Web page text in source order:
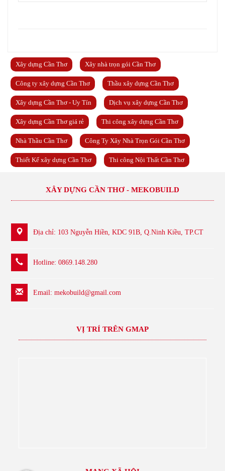
Xây dựng Cần Thơ Xây nhà trọn gói Cần Thơ
Công ty xây dựng Cần Thơ Thầu xây dựng Cần Thơ
Xây dựng Cần Thơ - Uy Tín Dịch vụ xây dựng Cần Thơ
Xây dựng Cần Thơ giá rẻ Thi công xây dựng Cần Thơ
Nhà Thầu Cần Thơ Công Ty Xây Nhà Trọn Gói Cần Thơ
Thiết Kế xây dựng Cần Thơ Thi công Nội Thất Cần Thơ
XÂY DỰNG CẦN THƠ - MEKOBUILD
Địa chỉ: 103 Nguyễn Hiền, KDC 91B, Q.Ninh Kiều, TP.CT
Hotline: 0869.148.280
Email:mekobuild@gmail.com
VỊ TRÍ TRÊN GMAP